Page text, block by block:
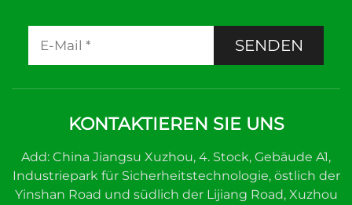
SENDEN
KONTAKTIEREN SIE UNS
Add: China Jiangsu Xuzhou, 4. Stock, Gebäude A1,
Industriepark für Sicherheitstechnologie, östlich der
Yinshan Road und südlich der Lijiang Road, Xuzhou